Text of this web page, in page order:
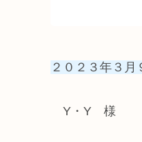
２０２３年３
Y・Y 様